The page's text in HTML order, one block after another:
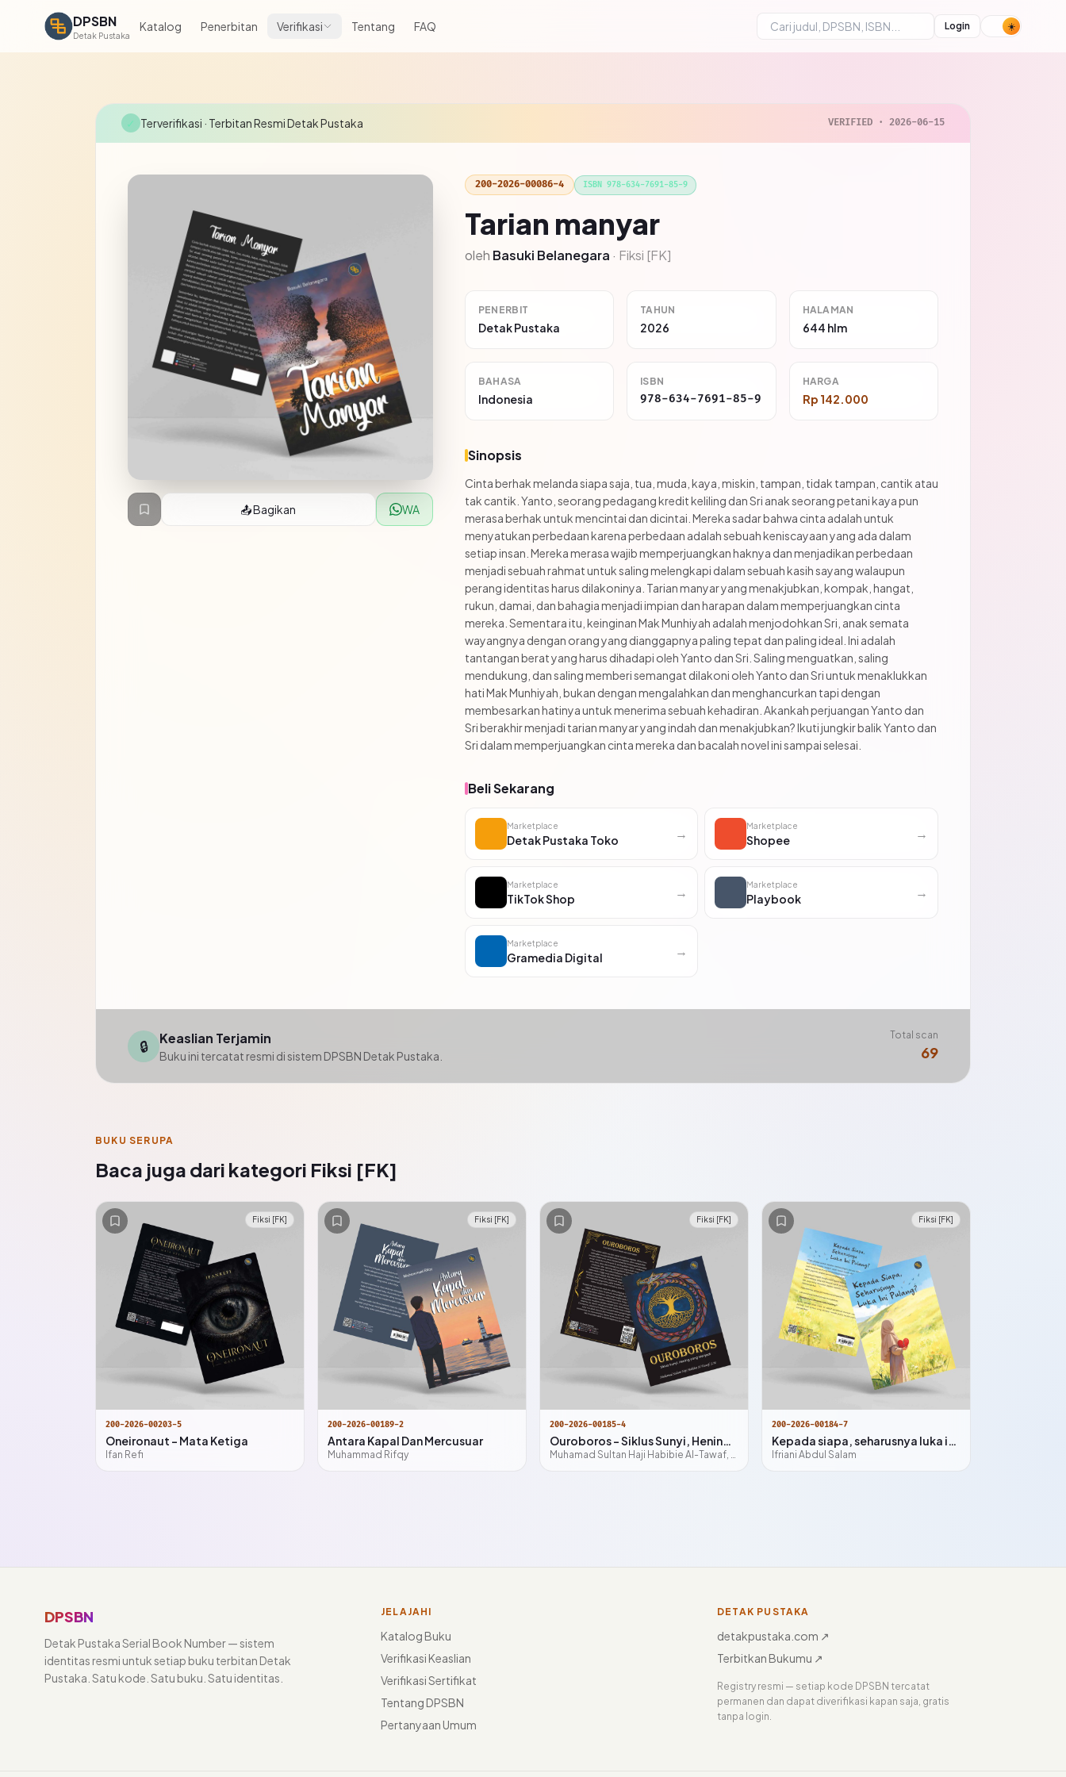
DPSBN
Detak Pustaka
Katalog Penerbitan Verifikasi Tentang FAQ Login
✓ Terverifikasi · Terbitan Resmi Detak Pustaka VERIFIED · 2026-06-15
📤 Bagikan WA
200-2026-00086-4 ISBN 978-634-7691-85-9
Tarian manyar
oleh Basuki Belanegara · Fiksi [FK]
PENERBIT
Detak Pustaka
TAHUN
2026
HALAMAN
644 hlm
BAHASA
Indonesia
ISBN
978-634-7691-85-9
HARGA
Rp 142.000
Sinopsis
Cinta berhak melanda siapa saja, tua, muda, kaya, miskin, tampan, tidak tampan, cantik atau
tak cantik. Yanto, seorang pedagang kredit keliling dan Sri anak seorang petani kaya pun
merasa berhak untuk mencintai dan dicintai. Mereka sadar bahwa cinta adalah untuk
menyatukan perbedaan karena perbedaan adalah sebuah keniscayaan yang ada dalam
setiap insan. Mereka merasa wajib memperjuangkan haknya dan menjadikan perbedaan
menjadi sebuah rahmat untuk saling melengkapi dalam sebuah kasih sayang walaupun
perang identitas harus dilakoninya. Tarian manyar yang menakjubkan, kompak, hangat,
rukun, damai, dan bahagia menjadi impian dan harapan dalam memperjuangkan cinta
mereka. Sementara itu, keinginan Mak Munhiyah adalah menjodohkan Sri, anak semata
wayangnya dengan orang yang dianggapnya paling tepat dan paling ideal. Ini adalah
tantangan berat yang harus dihadapi oleh Yanto dan Sri. Saling menguatkan, saling
mendukung, dan saling memberi semangat dilakoni oleh Yanto dan Sri untuk menaklukkan
hati Mak Munhiyah, bukan dengan mengalahkan dan menghancurkan tapi dengan
membesarkan hatinya untuk menerima sebuah kehadiran. Akankah perjuangan Yanto dan
Sri berakhir menjadi tarian manyar yang indah dan menakjubkan? Ikuti jungkir balik Yanto dan
Sri dalam memperjuangkan cinta mereka dan bacalah novel ini sampai selesai.
Beli Sekarang
Marketplace
Detak Pustaka Toko → Marketplace
Shopee →
Marketplace
TikTok Shop → Marketplace
Playbook →
Marketplace
Gramedia Digital →
🔒 Keaslian Terjamin
Buku ini tercatat resmi di sistem DPSBN Detak Pustaka.
Total scan
69
BUKU SERUPA
Baca juga dari kategori Fiksi [FK]
Fiksi [FK]
200-2026-00203-5
Oneironaut - Mata Ketiga
Ifan Refi
Fiksi [FK]
200-2026-00189-2
Antara Kapal Dan Mercusuar
Muhammad Rifqy
Fiksi [FK]
200-2026-00185-4
Ouroboros – Siklus Sunyi, Hening yang Menjadi
Muhamad Sultan Haji Habibie Al-Tawaf, S.M.
Fiksi [FK]
200-2026-00184-7
Kepada siapa, seharusnya luka ini pulang?
Ifriani Abdul Salam
DPSBN
Detak Pustaka Serial Book Number — sistem
identitas resmi untuk setiap buku terbitan Detak
Pustaka. Satu kode. Satu buku. Satu identitas.
JELAJAHI
Katalog Buku
Verifikasi Keaslian
Verifikasi Sertifikat
Tentang DPSBN
Pertanyaan Umum
DETAK PUSTAKA
detakpustaka.com ↗
Terbitkan Bukumu ↗
Registry resmi — setiap kode DPSBN tercatat
permanen dan dapat diverifikasi kapan saja, gratis
tanpa login.